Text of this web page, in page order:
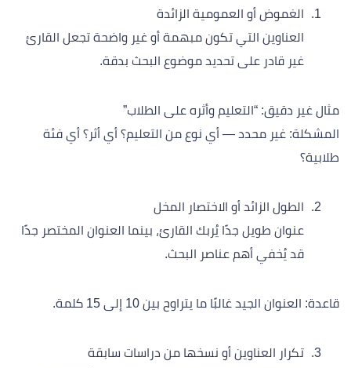
الغموض أو العمومية الزائدة
العناوين التي تكون مبهمة أو غير واضحة تجعل القارئ
غير قادر على تحديد موضوع البحث بدقة.
مثال غير دقيق: “التعليم وأثره على الطلاب”
المشكلة: غير محدد — أي نوع من التعليم؟ أي أثر؟ أي فئة
طلابية؟
الطول الزائد أو الاختصار المخل
عنوان طويل جدًا يُربك القارئ، بينما العنوان المختصر جدًا
قد يُخفي أهم عناصر البحث.
قاعدة: العنوان الجيد غالبًا ما يتراوح بين 10 إلى 15 كلمة.
تكرار العناوين أو نسخها من دراسات سابقة